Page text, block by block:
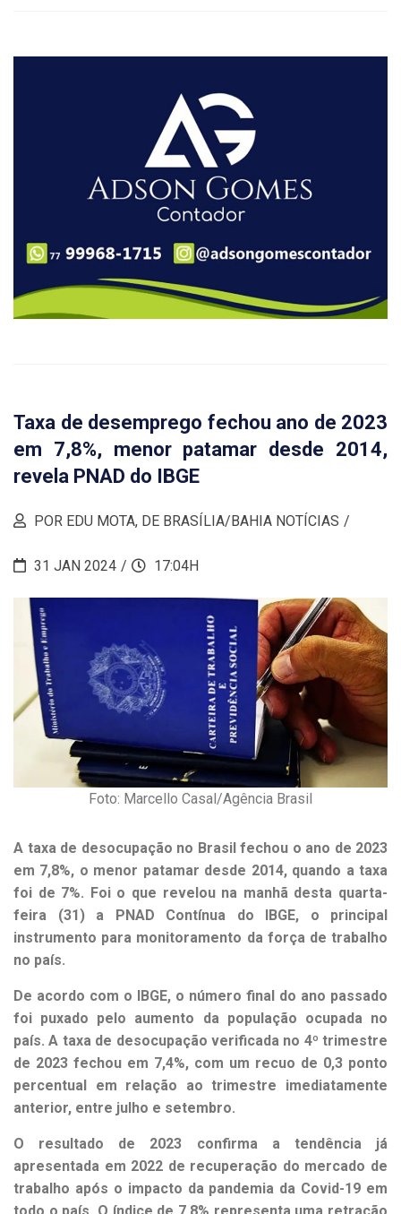
Taxa de desemprego fechou ano de 2023
em 7,8%, menor patamar desde 2014,
revela PNAD do IBGE
POR EDU MOTA, DE BRASÍLIA/BAHIA NOTÍCIAS
31 JAN 2024 17:04H
Foto: Marcello Casal/Agência Brasil
A taxa de desocupação no Brasil fechou o ano de 2023
em 7,8%, o menor patamar desde 2014, quando a taxa
foi de 7%. Foi o que revelou na manhã desta quarta-
feira (31) a PNAD Contínua do IBGE, o principal
instrumento para monitoramento da força de trabalho
no país.
De acordo com o IBGE, o número final do ano passado
foi puxado pelo aumento da população ocupada no
país. A taxa de desocupação verificada no 4º trimestre
de 2023 fechou em 7,4%, com um recuo de 0,3 ponto
percentual em relação ao trimestre imediatamente
anterior, entre julho e setembro.
O resultado de 2023 confirma a tendência já
apresentada em 2022 de recuperação do mercado de
trabalho após o impacto da pandemia da Covid-19 em
todo o país. O índice de 7,8% representa uma retração